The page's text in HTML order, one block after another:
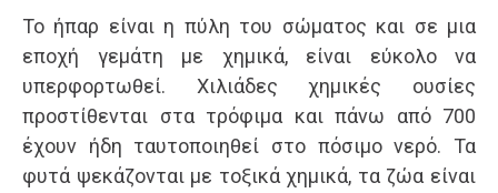
Το ήπαρ είναι η πύλη του σώματος και σε μια
εποχή γεμάτη με χημικά, είναι εύκολο να
υπερφορτωθεί. Χιλιάδες χημικές ουσίες
προστίθενται στα τρόφιμα και πάνω από 700
έχουν ήδη ταυτοποιηθεί στο πόσιμο νερό. Τα
φυτά ψεκάζονται με τοξικά χημικά, τα ζώα είναι